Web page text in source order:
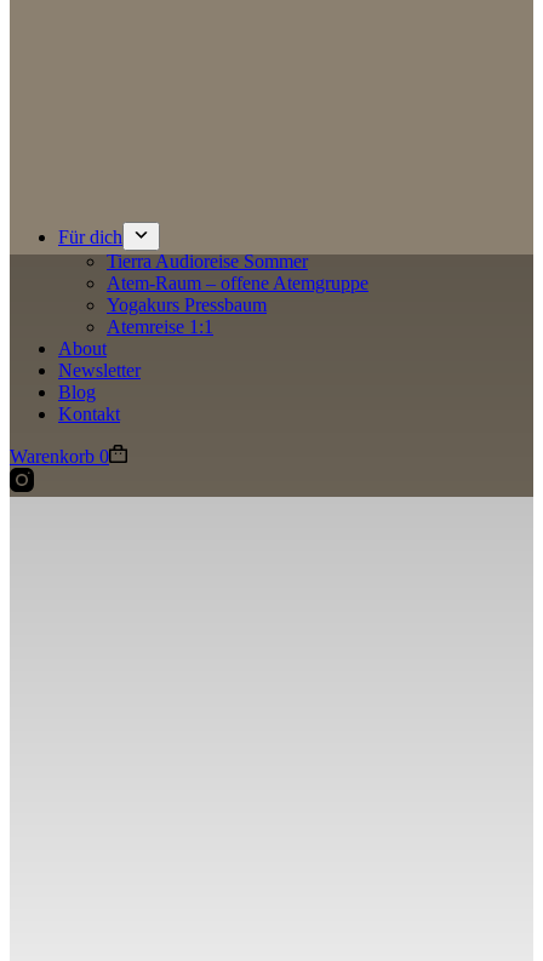
Für dich
Tierra Audioreise Sommer
Atem-Raum – offene Atemgruppe
Yogakurs Pressbaum
Atemreise 1:1
About
Newsletter
Blog
Kontakt
Warenkorb 0